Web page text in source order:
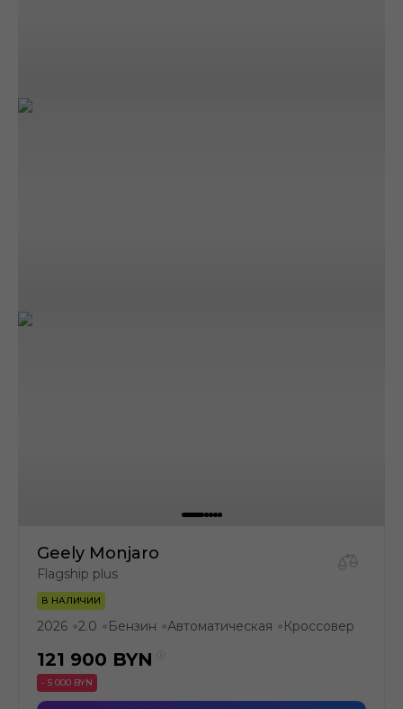
Geely Monjaro
Flagship plus
В НАЛИЧИИ
2026 ●2.0 ● Бензин ●Автоматическая ● Кроссовер
121 900 BYN
- 5 000 BYN